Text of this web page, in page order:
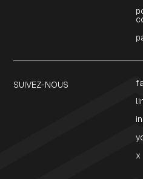
SUIVEZ-NOUS
x